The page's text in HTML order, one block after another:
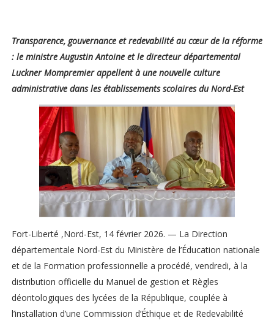
Transparence, gouvernance et redevabilité au cœur de la réforme
: le ministre Augustin Antoine et le directeur départemental
Luckner Mompremier appellent à une nouvelle culture
administrative dans les établissements scolaires du Nord-Est
Fort-Liberté ,Nord-Est, 14 février 2026. — La Direction
départementale Nord-Est du Ministère de l’Éducation nationale
et de la Formation professionnelle a procédé, vendredi, à la
distribution officielle du Manuel de gestion et Règles
déontologiques des lycées de la République, couplée à
l’installation d’une Commission d’Éthique et de Redevabilité